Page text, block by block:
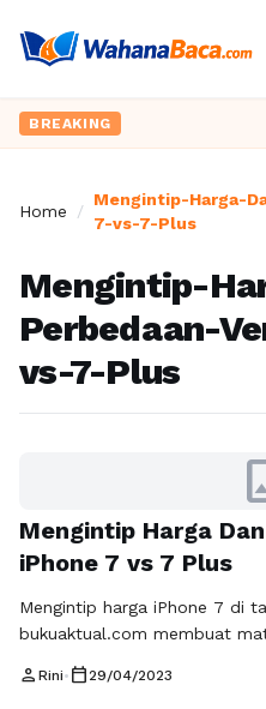
BREAKING
Home /
Mengintip-Harga-
7-vs-7-Plus
Mengintip-
Perbedaan-
vs-7-Plus
Mengintip Harga
iPhone 7 vs 7 Plus
Mengintip harga iPhone 7 di
bukuaktual.com membuat
jutaan saja. Nah iPhone 7
person Rini• calendar_today 29/04/2023